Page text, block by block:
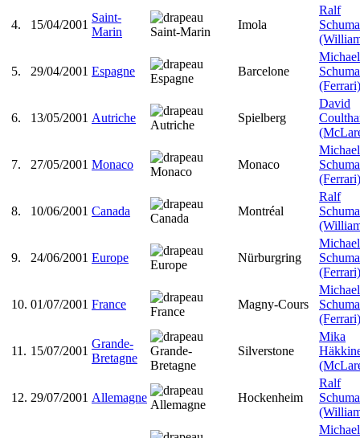
4. 15/04/2001
Saint-
Marin
Imola
Ralf
5. 29/04/2001 Espagne Barcelone
Michael
(Ferrari)
6. 13/05/2001 Autriche Spielberg
David
7. 27/05/2001 Monaco Monaco
Michael
(Ferrari)
8. 10/06/2001 Canada Montréal
Ralf
9. 24/06/2001 Europe Nürburgring
Michael
(Ferrari)
10. 01/07/2001 France Magny-Cours
Michael
(Ferrari)
11. 15/07/2001
Grande-
Bretagne
Silverstone
Mika
12. 29/07/2001 Allemagne Hockenheim
Ralf
Michael